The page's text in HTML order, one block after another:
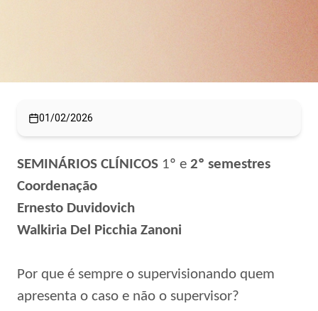
01/02/2026
SEMINÁRIOS CLÍNICOS 1º e 2º semestres
Coordenação
Ernesto Duvidovich
Walkiria Del Picchia Zanoni
Por que é sempre o supervisionando quem
apresenta o caso e não o supervisor?